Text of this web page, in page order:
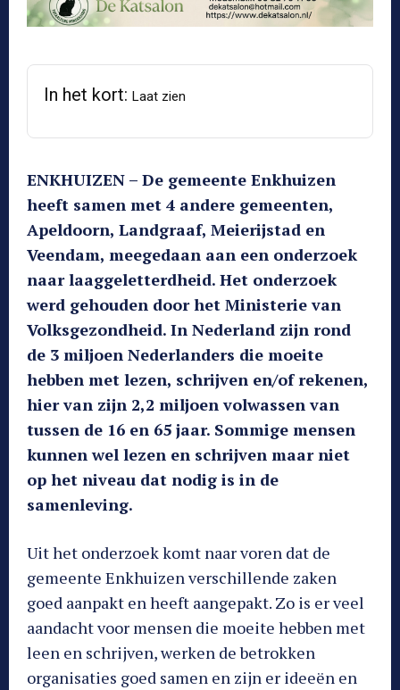
In het kort: Laat zien
ENKHUIZEN – De gemeente Enkhuizen
heeft samen met 4 andere gemeenten,
Apeldoorn, Landgraaf, Meierijstad en
Veendam, meegedaan aan een onderzoek
naar laaggeletterdheid. Het onderzoek
werd gehouden door het Ministerie van
Volksgezondheid. In Nederland zijn rond
de 3 miljoen Nederlanders die moeite
hebben met lezen, schrijven en/of rekenen,
hier van zijn 2,2 miljoen volwassen van
tussen de 16 en 65 jaar. Sommige mensen
kunnen wel lezen en schrijven maar niet
op het niveau dat nodig is in de
samenleving.
Uit het onderzoek komt naar voren dat de
gemeente Enkhuizen verschillende zaken
goed aanpakt en heeft aangepakt. Zo is er veel
aandacht voor mensen die moeite hebben met
leen en schrijven, werken de betrokken
organisaties goed samen en zijn er ideeën en